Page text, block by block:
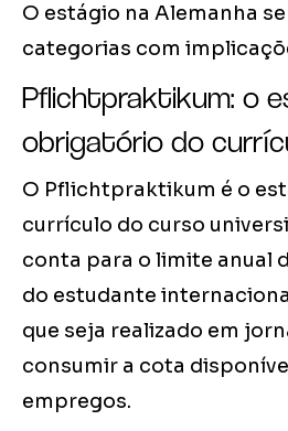
O estágio na Alemanha
categorias com
Pflichtpraktikum: o
obrigatório do
O Pflichtpraktikum é o
currículo do curso
conta para o limite anual
do estudante
que seja realizado em
consumir a cota
empregos.